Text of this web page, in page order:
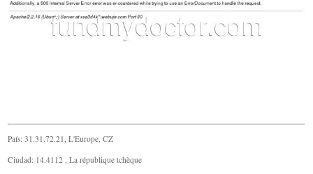
País: 31.31.72.21, L'Europe, CZ
Ciudad: 14.4112 , La république tchèque